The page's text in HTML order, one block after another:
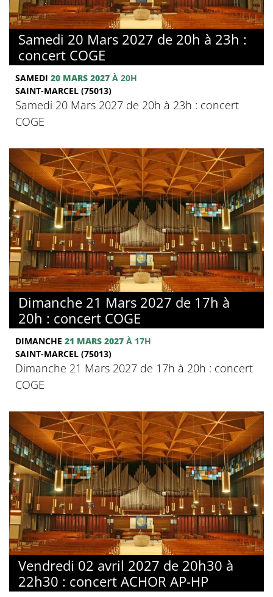
Samedi 20 Mars 2027 de 20h à 23h :
concert COGE
SAMEDI 20 MARS 2027 À 20H
SAINT-MARCEL (75013)
Samedi 20 Mars 2027 de 20h à 23h : concert
COGE
Dimanche 21 Mars 2027 de 17h à
20h : concert COGE
DIMANCHE 21 MARS 2027 À 17H
SAINT-MARCEL (75013)
Dimanche 21 Mars 2027 de 17h à 20h : concert
COGE
Vendredi 02 avril 2027 de 20h30 à
22h30 : concert ACHOR AP-HP